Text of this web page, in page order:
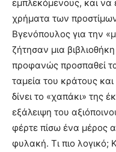
εμπλεκόμενους, και να
χρήματα των
Βγενόπουλος για την
ζήτησαν μια
προφανώς προσπαθεί
ταμεία του κράτους
δίνει το «χαπάκι» της
εξάλειψη του
φέρτε πίσω ένα μέρος
φυλακή. Τι πιο λογικό;